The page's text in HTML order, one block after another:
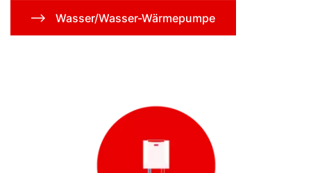
Wasser/Wasser-Wärmepumpe